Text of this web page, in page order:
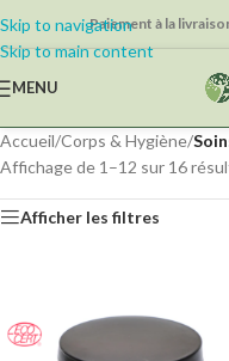
Skip to navigation
Skip to main content
Paiement à la
MENU
Accueil/Corps & Hygiène/
Affichage de 1–12 sur 16
Afficher les filtres